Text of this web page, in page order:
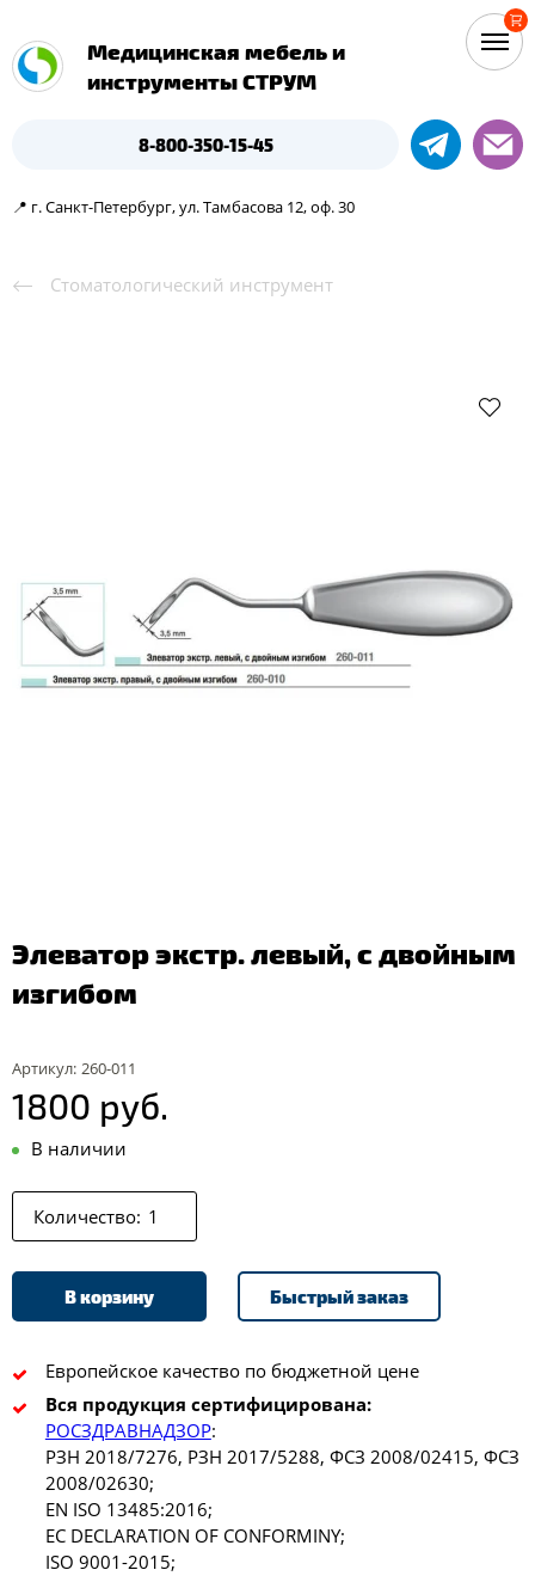
Медицинская мебель и
инструменты СТРУМ
8-800-350-15-45
📍 г. Санкт-Петербург, ул. Тамбасова 12, оф. 30
Cтоматологический инструмент
Элеватор экстр. левый, с двойным
изгибом
Артикул: 260-011
1800 руб.
В наличии
Количество:
В корзину Быстрый заказ
Европейское качество по бюджетной цене
Вся продукция сертифицирована:
РОСЗДРАВНАДЗОР:
РЗН 2018/7276, РЗН 2017/5288, ФСЗ 2008/02415, ФСЗ
2008/02630;
EN ISO 13485:2016;
EC DECLARATION OF CONFORMINY;
ISO 9001-2015;